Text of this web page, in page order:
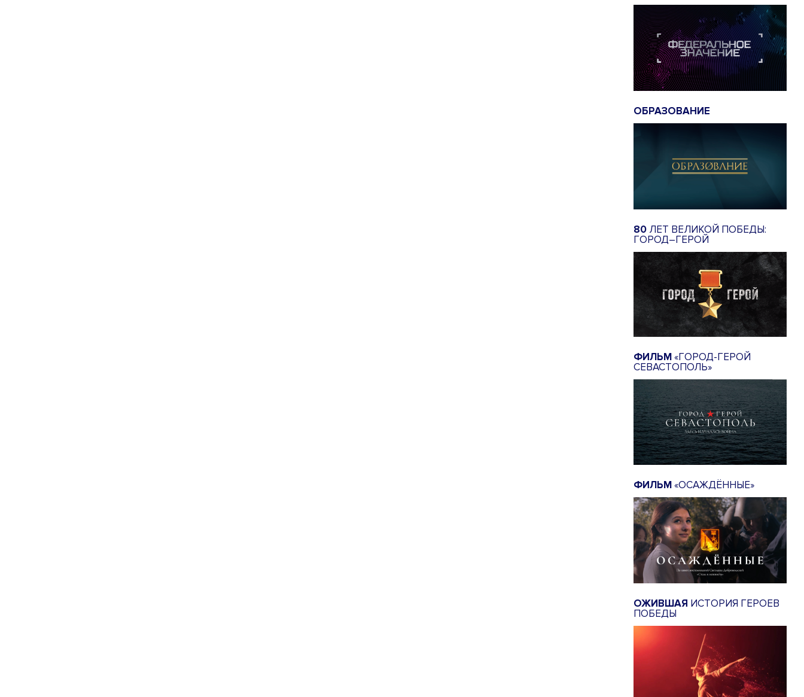
ОБРАЗОВАНИЕ
80 ЛЕТ ВЕЛИКОЙ ПОБЕДЫ:
ГОРОД–ГЕРОЙ
ФИЛЬМ«ГОРОД-ГЕРОЙ
СЕВАСТОПОЛЬ»
ФИЛЬМ«ОСАЖДЁННЫЕ»
ОЖИВШАЯ ИСТОРИЯ ГЕРОЕВ
ПОБЕДЫ